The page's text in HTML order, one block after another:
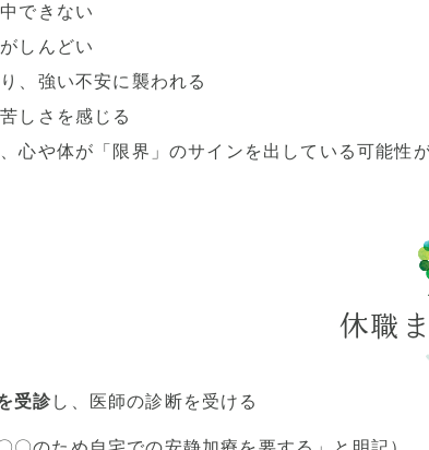
できない
しんどい
、強い不安に襲われる
しさを感じる
心や体が「限界」のサインを出している可能性
休職
受診し、医師の診断を受ける